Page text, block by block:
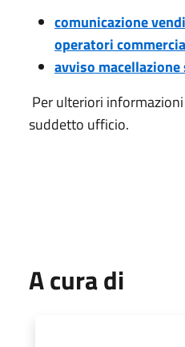
comunicazione
operatori
avviso
Per ulteriori
suddetto ufficio.
A cura di